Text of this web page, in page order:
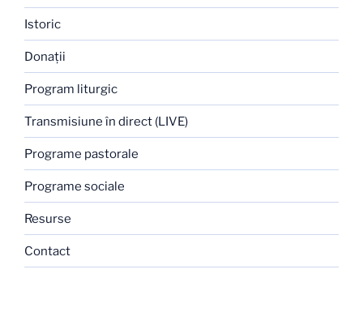
Istoric
Donaţii
Program liturgic
Transmisiune în direct (LIVE)
Programe pastorale
Programe sociale
Resurse
Contact